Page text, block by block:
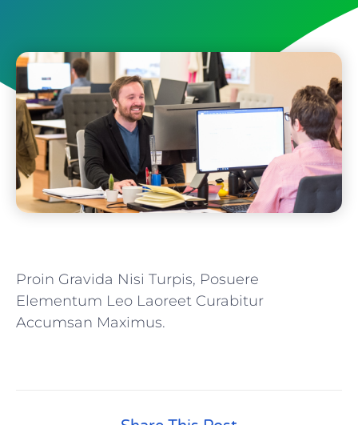
Proin Gravida Nisi Turpis, Posuere
Elementum Leo Laoreet Curabitur
Accumsan Maximus.